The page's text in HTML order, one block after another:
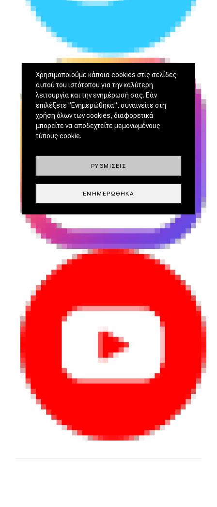
Χρησιμοποιούμε κάποια cookies στις σελίδες
αυτού του ιστότοπου για την καλύτερη
λειτουργία και την ενημέρωσή σας. Εάν
επιλέξετε "Ενημερώθηκα", συναινείτε στη
χρήση όλων των cookies, διαφορετικά
μπορείτε να αποδεχτείτε μεμονωμένους
τύπους cookie.
ΡΥΘΜΊΣΕΙΣ
ΕΝΗΜΕΡΏΘΗΚΑ